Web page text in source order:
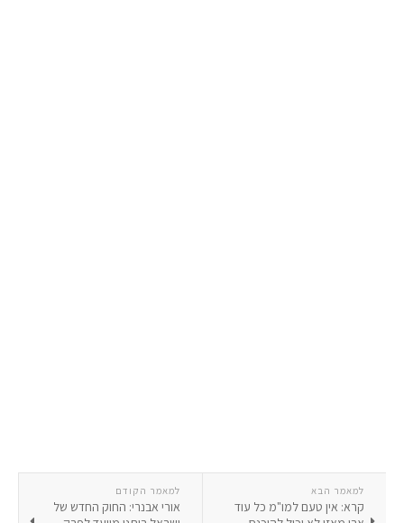
למאמר הקודם
אורי אבנרי: החוק החדש של
למאמר הבא
קרא: אין טעם למו"מ כל עוד